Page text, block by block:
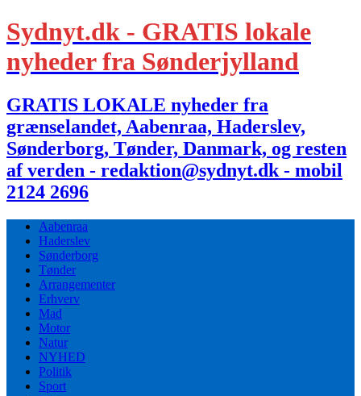
Sydnyt.dk - GRATIS lokale
nyheder fra Sønderjylland
GRATIS LOKALE nyheder fra
grænselandet, Aabenraa, Haderslev,
Sønderborg, Tønder, Danmark, og resten
af verden - redaktion@sydnyt.dk - mobil
2124 2696
Aabenraa
Haderslev
Sønderborg
Tønder
Arrangementer
Erhverv
Mad
Motor
Natur
NYHED
Politik
Sport